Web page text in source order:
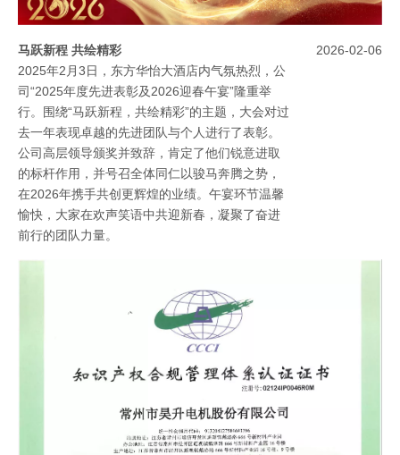
马跃新程 共绘精彩
2025年2月3日，东方华怡大酒店内气氛热烈，公
行。围绕“马跃新程，共绘精彩”的主题，大会对过
去一年表现卓越的先进团队与个人进行了表彰。
公司高层领导颁奖并致辞，肯定了他们锐意进取
的标杆作用，并号召全体同仁以骏马奔腾之势，
在2026年携手共创更辉煌的业绩。午宴环节温馨
愉快，大家在欢声笑语中共迎新春，凝聚了奋进